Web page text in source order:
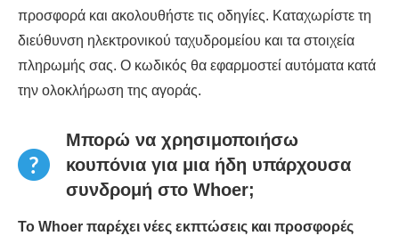
προσφορά και ακολουθήστε τις οδηγίες. Καταχωρίστε τη
διεύθυνση ηλεκτρονικού ταχυδρομείου και τα στοιχεία
πληρωμής σας. Ο κωδικός θα εφαρμοστεί αυτόματα κατά
την ολοκλήρωση της αγοράς.
Μπορώ να χρησιμοποιήσω
κουπόνια για μια ήδη υπάρχουσα
συνδρομή στο Whoer;
Το Whoer παρέχει νέες εκπτώσεις και προσφορές